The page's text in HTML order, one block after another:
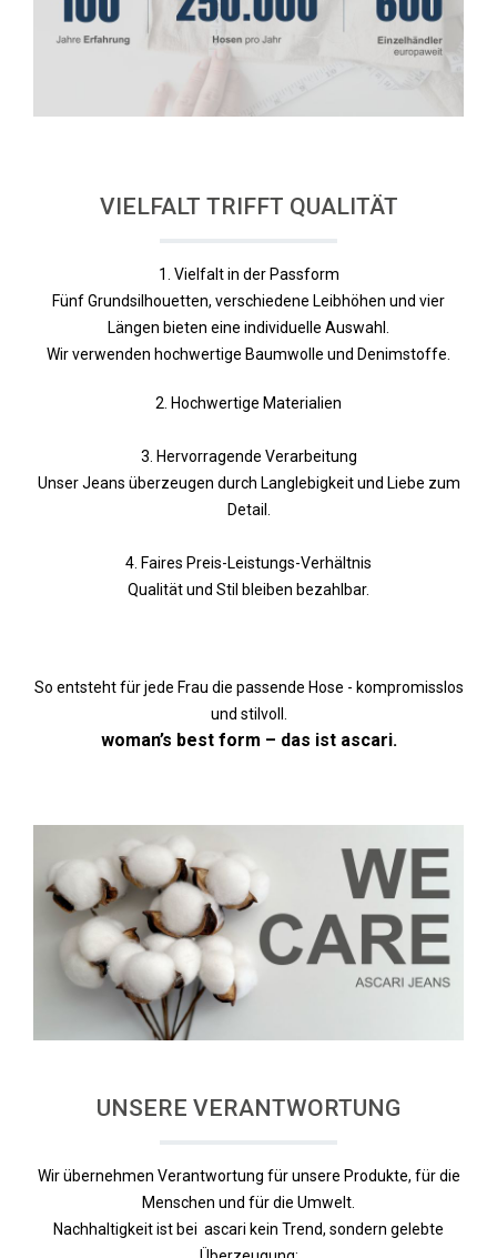
VIELFALT TRIFFT QUALITÄT
1. Vielfalt in der Passform
Fünf Grundsilhouetten, verschiedene Leibhöhen und vier
Längen bieten eine individuelle Auswahl.
Wir verwenden hochwertige Baumwolle und Denimstoffe.
2. Hochwertige Materialien
3. Hervorragende Verarbeitung
Unser Jeans überzeugen durch Langlebigkeit und Liebe zum
Detail.
4. Faires Preis-Leistungs-Verhältnis
Qualität und Stil bleiben bezahlbar.
So entsteht für jede Frau die passende Hose - kompromisslos
und stilvoll.
woman’s best form – das ist ascari.
UNSERE VERANTWORTUNG
Wir übernehmen Verantwortung für unsere Produkte, für die
Menschen und für die Umwelt.
Nachhaltigkeit ist bei ascari kein Trend, sondern gelebte